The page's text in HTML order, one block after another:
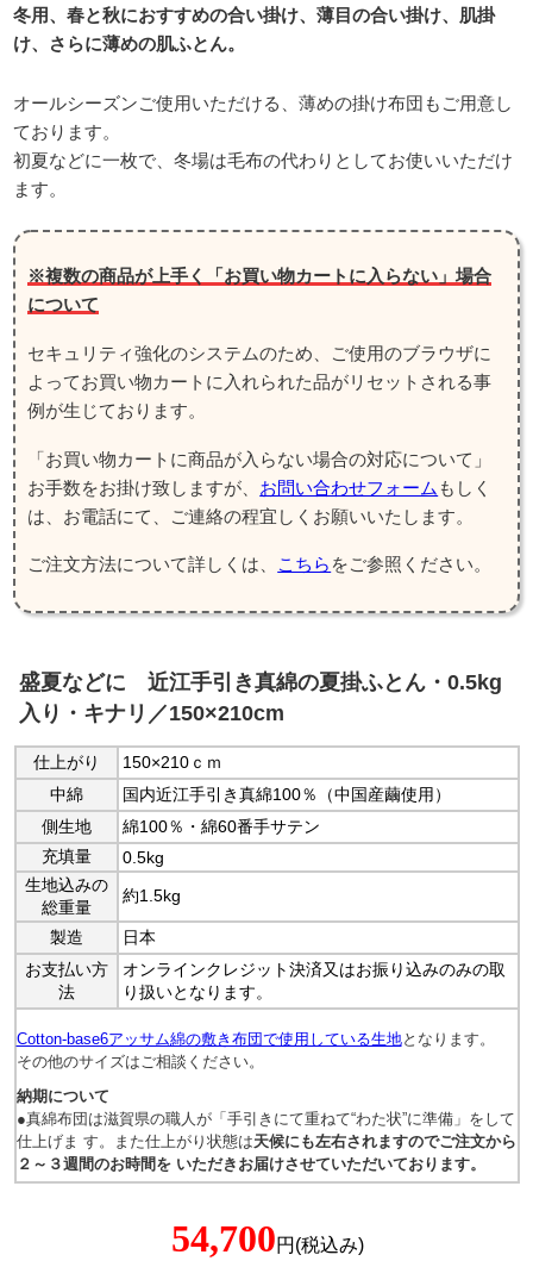
冬用、春と秋におすすめの合い掛け、薄目の合い掛け、肌掛
け、さらに薄めの肌ふとん。
オールシーズンご使用いただける、薄めの掛け布団もご用意し
ております。
初夏などに一枚で、冬場は毛布の代わりとしてお使いいただけ
ます。
※複数の商品が上手く「お買い物カートに入らない」場合
について
セキュリティ強化のシステムのため、ご使用のブラウザに
よってお買い物カートに入れられた品がリセットされる事
例が生じております。
「お買い物カートに商品が入らない場合の対応について」
お手数をお掛け致しますが、 お問い合わせフォーム もしく
は、お電話にて、ご連絡の程宜しくお願いいたします。
ご注文方法について詳しくは、 こちら をご参照ください。
盛夏などに 近江手引き真綿の夏掛ふとん・0.5kg
入り・キナリ／150×210cm
仕上がり
150×210ｃｍ
中綿
国内近江手引き真綿100％（中国産繭使用）
側生地
綿100％・綿60番手サテン
充填量
0.5kg
生地込みの
総重量
約1.5kg
製造
日本
お支払い方
法
オンラインクレジット決済又はお振り込みのみの取
り扱いとなります。
Cotton-base6アッサム綿の敷き布団で使用している生地となります。
その他のサイズはご相談ください。
納期について
●真綿布団は滋賀県の職人が「手引きにて重ねて“わた状”に準備」をして
仕上げま す。また仕上がり状態は天候にも左右されますのでご注文から
２～３週間のお時間を いただきお届けさせていただいております。
54,700円(税込み)